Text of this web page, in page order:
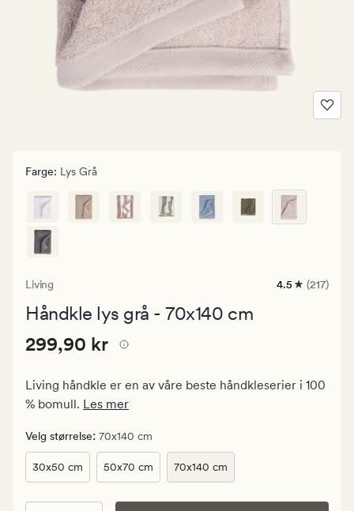
Farge: Lys Grå
Living
217
4.5
4.5 (217)
Håndkle lys grå - 70x140 cm
Pris
299,90
kr.
Vanlig
299,90
kr
Pris 299,90 kr
299,90 kr
Living håndkle er en av våre beste håndkleserier i 100
% bomull. Les mer
Velg størrelse: 70x140 cm
30x50 cm 50x70 cm 70x140 cm